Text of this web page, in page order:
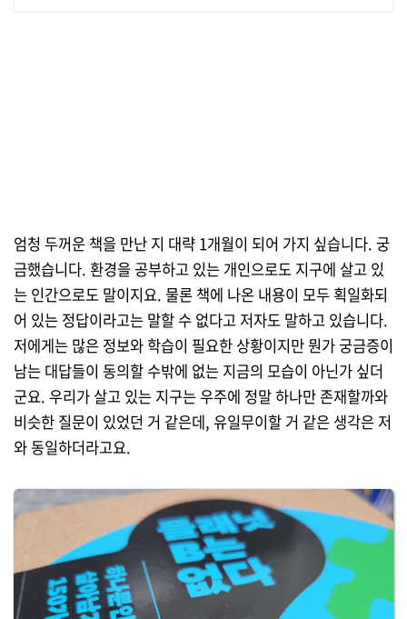
엄청 두꺼운 책을 만난 지 대략 1개월이 되어 가지 싶습니다. 궁
금했습니다. 환경을 공부하고 있는 개인으로도 지구에 살고 있
는 인간으로도 말이지요. 물론 책에 나온 내용이 모두 획일화되
어 있는 정답이라고는 말할 수 없다고 저자도 말하고 있습니다.
저에게는 많은 정보와 학습이 필요한 상황이지만 뭔가 궁금증이
남는 대답들이 동의할 수밖에 없는 지금의 모습이 아닌가 싶더
군요. 우리가 살고 있는 지구는 우주에 정말 하나만 존재할까와
비슷한 질문이 있었던 거 같은데, 유일무이할 거 같은 생각은 저
와 동일하더라고요.